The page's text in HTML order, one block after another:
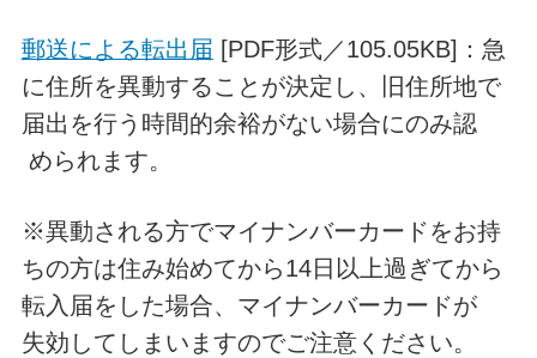
郵送による転出届 [PDF形式／105.05KB]：急
に住所を異動することが決定し、旧住所地で
届出を行う時間的余裕がない場合にのみ認
められます。
※異動される方でマイナンバーカードをお持
ちの方は住み始めてから14日以上過ぎてから
転入届をした場合、マイナンバーカードが
失効してしまいますのでご注意ください。